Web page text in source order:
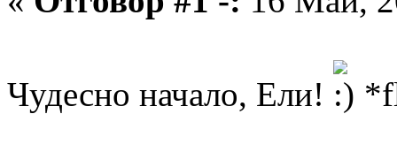
Чудесно начало, Ели!